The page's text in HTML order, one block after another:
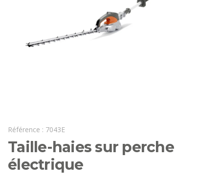
Référence : 7043E
Taille-haies sur perche
électrique